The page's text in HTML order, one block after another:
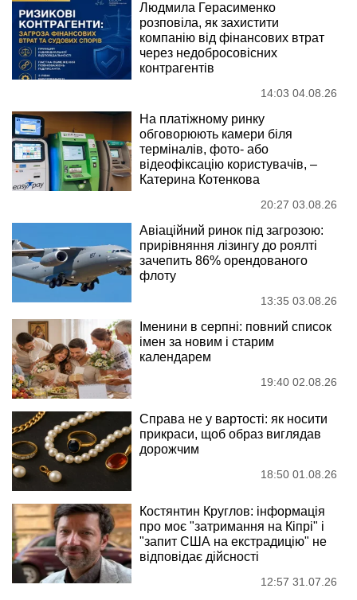
Людмила Герасименко
розповіла, як захистити
компанію від фінансових втрат
через недобросовісних
контрагентів
14:03 04.08.26
На платіжному ринку
обговорюють камери біля
терміналів, фото- або
відеофіксацію користувачів, –
Катерина Котенкова
20:27 03.08.26
Авіаційний ринок під загрозою:
прирівняння лізингу до роялті
зачепить 86% орендованого
флоту
13:35 03.08.26
Іменини в серпні: повний список
імен за новим і старим
календарем
19:40 02.08.26
Справа не у вартості: як носити
прикраси, щоб образ виглядав
дорожчим
18:50 01.08.26
Костянтин Круглов: інформація
про моє "затримання на Кіпрі" і
"запит США на екстрадицію" не
відповідає дійсності
12:57 31.07.26